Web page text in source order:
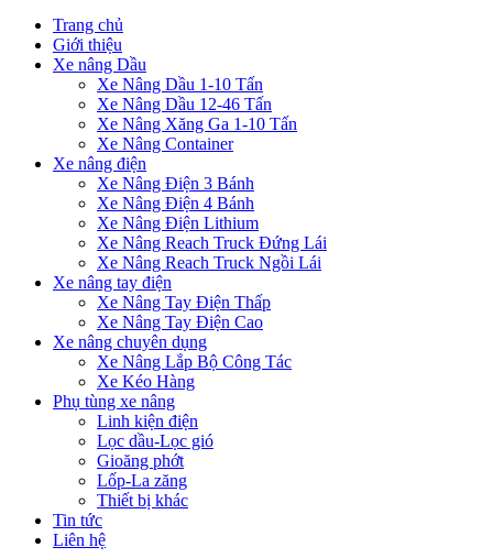
Trang chủ
Giới thiệu
Xe nâng Dầu
Xe Nâng Dầu 1-10 Tấn
Xe Nâng Dầu 12-46 Tấn
Xe Nâng Xăng Ga 1-10 Tấn
Xe Nâng Container
Xe nâng điện
Xe Nâng Điện 3 Bánh
Xe Nâng Điện 4 Bánh
Xe Nâng Điện Lithium
Xe Nâng Reach Truck Đứng Lái
Xe Nâng Reach Truck Ngồi Lái
Xe nâng tay điện
Xe Nâng Tay Điện Thấp
Xe Nâng Tay Điện Cao
Xe nâng chuyên dụng
Xe Nâng Lắp Bộ Công Tác
Xe Kéo Hàng
Phụ tùng xe nâng
Linh kiện điện
Lọc dầu-Lọc gió
Gioăng phớt
Lốp-La zăng
Thiết bị khác
Tin tức
Liên hệ